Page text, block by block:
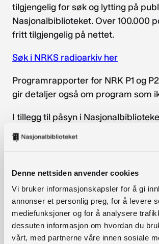
Denne nettsiden anvender cookies
Vi bruker informasjonskapsler for å gi
annonser et personlig preg, for å levere
mediefunksjoner og for å analysere
dessuten informasjon om hvordan du
vårt, med partnerne våre innen sosiale
tilgjengelig for søk og lytting på
Nasjonalbiblioteket. Over 100.000
fritt tilgjengelig på nettet.
Søk i NRKS radioarkiv her
Programrapporter for NRK P1 og
gir detaljer også om program som
I tillegg til påsyn i
formidles lån av radio og TV til
Begge tjenester kun for forskning og
påregnes. Hasteoppdrag kan ikke
mer om lån av radio og TV til andre
Salg og bruksrettigheter
For kjøp av kopier, ta direkte